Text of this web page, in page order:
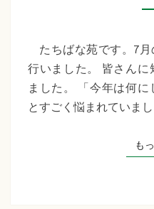
たちばな苑です。7月
行いました。 皆さんに
ました。 「今年は何に
とすごく悩まれていま
も